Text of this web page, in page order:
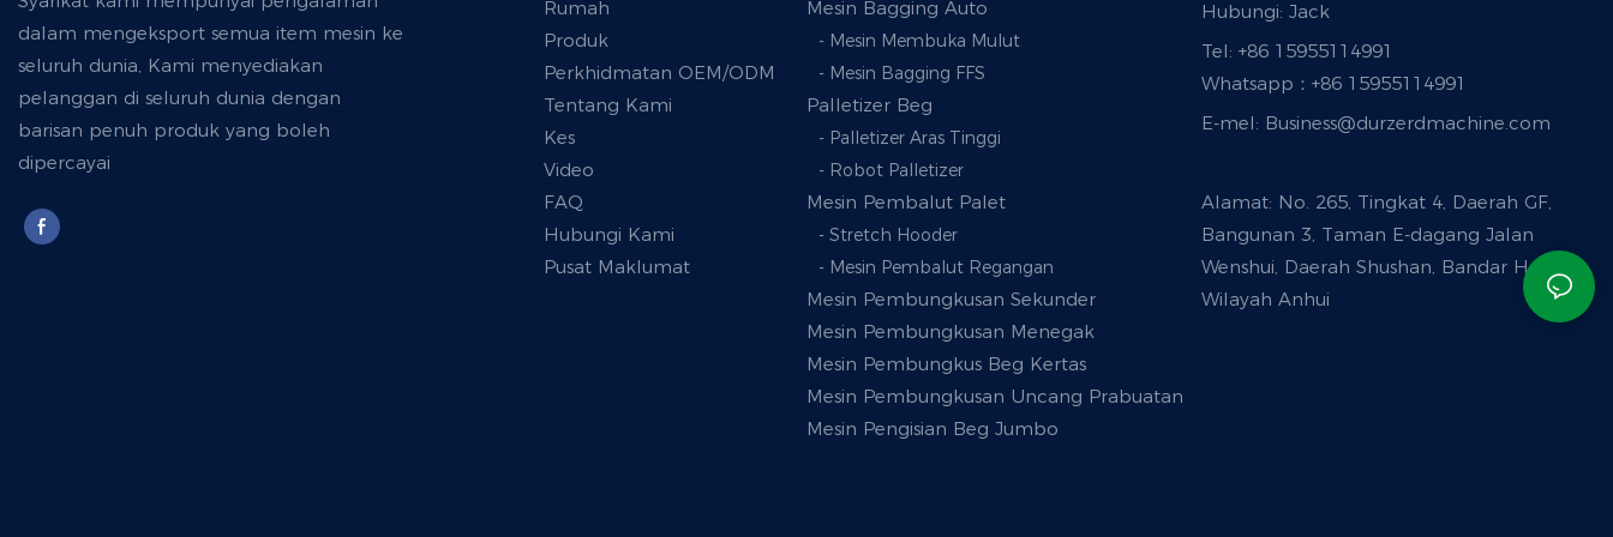
dalam mengeksport semua item mesin ke
seluruh dunia, Kami menyediakan
pelanggan di seluruh dunia dengan
barisan penuh produk yang boleh
dipercayai
Rumah
Produk
Perkhidmatan OEM/ODM
Tentang Kami
Kes
Video
FAQ
Hubungi Kami
Pusat Maklumat
Mesin Bagging Auto
- Mesin Membuka Mulut
- Mesin Bagging FFS
Palletizer Beg
- Palletizer Aras Tinggi
- Robot Palletizer
Mesin Pembalut Palet
- Stretch Hooder
- Mesin Pembalut Regangan
Mesin Pembungkusan Sekunder
Mesin Pembungkusan Menegak
Mesin Pembungkus Beg Kertas
Mesin Pembungkusan Uncang Prabuatan
Mesin Pengisian Beg Jumbo
Hubungi: Jack
Tel: +86 15955114991
Whatsapp： +86 15955114991
E-mel: Business@durzerdmachine.com
Alamat: No. 265, Tingkat 4, Daerah GF,
Bangunan 3, Taman E-dagang Jalan
Wenshui, Daerah Shushan, Bandar Hefei,
Wilayah Anhui